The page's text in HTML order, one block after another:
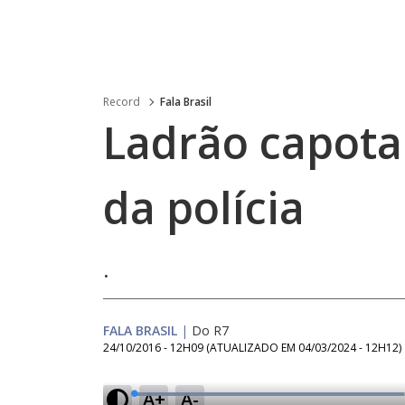
Record Fala Brasil
Ladrão
da polícia
.
FALA BRASIL | Do R7
24/10/2016 - 12H09 (ATUALIZADO EM 04/03/2024 - 12H12)
A+ A- L